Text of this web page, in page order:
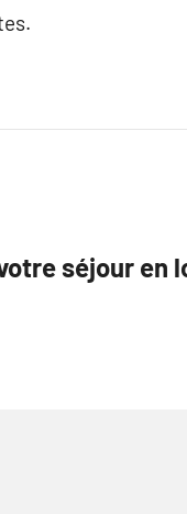
séjour en